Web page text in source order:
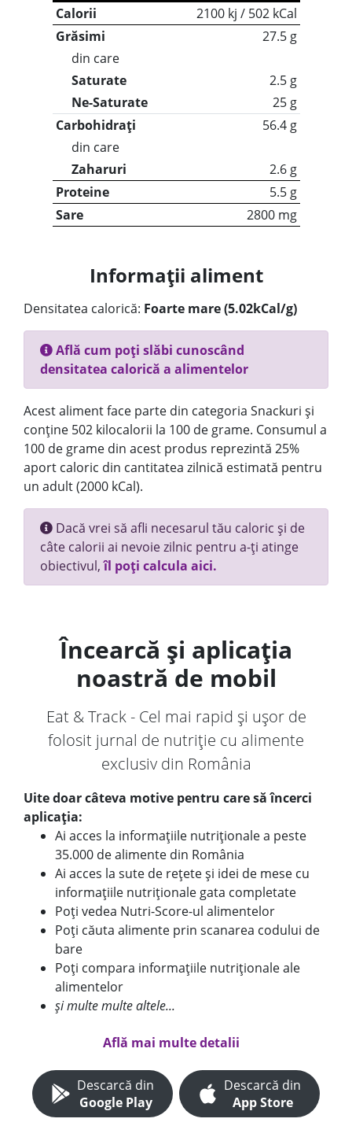
Calorii
2100 kj / 502 kCal
Grăsimi
27.5 g
din care
Saturate
2.5 g
Ne-Saturate
25 g
Carbohidrați
56.4 g
din care
Zaharuri
2.6 g
Proteine
5.5 g
Sare
2800 mg
Informații aliment
Densitatea calorică: Foarte mare (5.02kCal/g)
Află cum poți slăbi cunoscând
densitatea calorică a alimentelor
Acest aliment face parte din categoria Snackuri și
conține 502 kilocalorii la 100 de grame. Consumul a
100 de grame din acest produs reprezintă 25%
aport caloric din cantitatea zilnică estimată pentru
un adult (2000 kCal).
Dacă vrei să afli necesarul tău caloric și de
câte calorii ai nevoie zilnic pentru a-ți atinge
obiectivul,îl poți calcula aici.
Încearcă și aplicația
noastră de mobil
Eat & Track - Cel mai rapid și ușor de
folosit jurnal de nutriție cu alimente
exclusiv din România
Uite doar câteva motive pentru care să încerci
aplicația:
Ai acces la informațiile nutriționale a peste
35.000 de alimente din România
Ai acces la sute de rețete și idei de mese cu
informațiile nutriționale gata completate
Poți vedea Nutri-Score-ul alimentelor
Poți căuta alimente prin scanarea codului de
bare
Poți compara informațiile nutriționale ale
alimentelor
și multe multe altele...
Află mai multe detalii
Descarcă din
Google Play
Descarcă din
App Store